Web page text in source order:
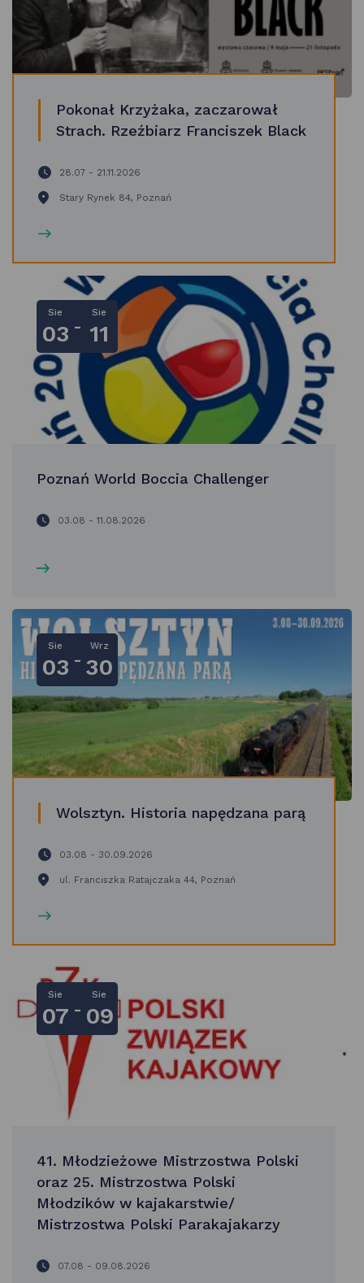
Pokonał Krzyżaka, zaczarował
Strach. Rzeźbiarz Franciszek Black
28.07 - 21.11.2026
Stary Rynek 84, Poznań
Sie
03 -
Sie
11
Poznań World Boccia Challenger
03.08 - 11.08.2026
Sie
03 -
Wrz
30
Wolsztyn. Historia napędzana parą
03.08 - 30.09.2026
ul. Franciszka Ratajczaka 44, Poznań
Sie
07 -
Sie
09
41. Młodzieżowe Mistrzostwa Polski
oraz 25. Mistrzostwa Polski
Młodzików w kajakarstwie/
Mistrzostwa Polski Parakajakarzy
07.08 - 09.08.2026